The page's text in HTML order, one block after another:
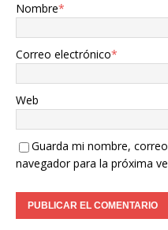
Nombre*
Correo electrónico*
Web
Guarda mi nombre,
navegador para la próxima